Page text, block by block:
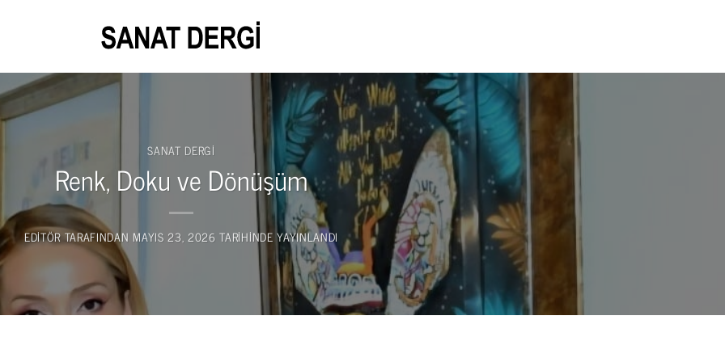
SANAT DERGI
Renk, Doku ve Dönüşüm
EDITÖRTARAFINDAN MAYIS 23, 2026 TARIHINDE YAYINLANDI